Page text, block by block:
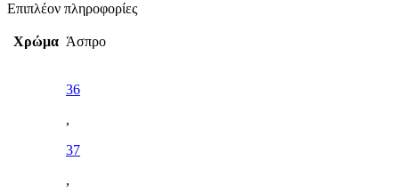
Επιπλέον πληροφορίες
Χρώμα Άσπρο
36
,
37
,